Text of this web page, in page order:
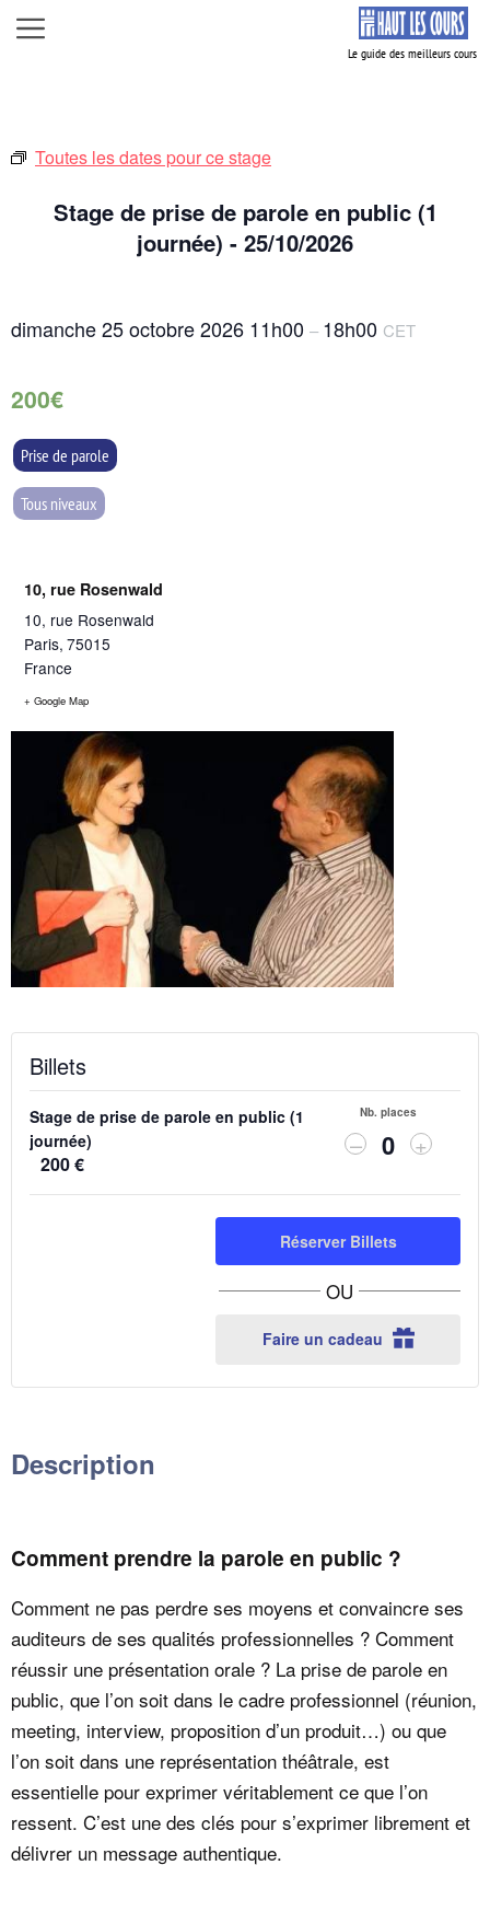
Aller
au
Menu
Toutes les dates pour ce stage
Stage de prise de parole en public (1
journée) - 25/10/2026
dimanche 25 octobre 2026 11h00 – 18h00 CET
200€
Prise de parole
Tous niveaux
10, rue Rosenwald
10, rue Rosenwald
Paris, 75015
France
+ Google Map
Billets
Stage de prise de parole en public (1
journée)
200€
Nb. places
Diminuer
la
quantité
billets
pour
Stage
de
de
en
–
Q
u
a
n
t
la
quantité
billets
Stage
de
de
en
+
Réserver Billets
OU
Faire un cadeau
Description
Comment prendre la parole en public ?
Comment ne pas perdre ses moyens et convaincre ses
auditeurs de ses qualités professionnelles ? Comment
réussir une présentation orale ? La prise de parole en
public, que l’on soit dans le cadre professionnel (réunion,
meeting, interview, proposition d’un produit…) ou que
l’on soit dans une représentation théâtrale, est
essentielle pour exprimer véritablement ce que l’on
ressent. C’est une des clés pour s’exprimer librement et
délivrer un message authentique.